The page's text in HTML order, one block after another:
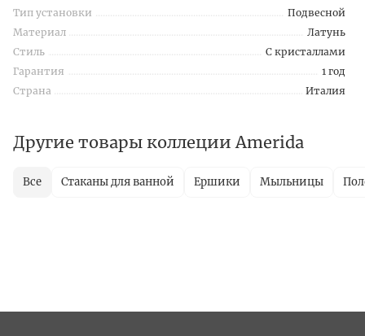
Тип установки
Подвесной
Материал
Латунь
Стиль
С кристаллами
Гарантия
1 год
Страна
Италия
Другие товары коллеции Amerida
Все Стаканы для ванной Ершики Мыльницы